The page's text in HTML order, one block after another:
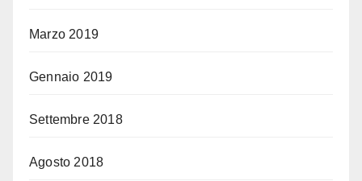
Marzo 2019
Gennaio 2019
Settembre 2018
Agosto 2018